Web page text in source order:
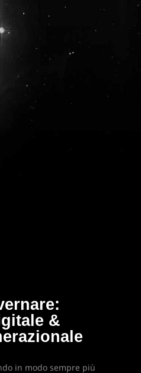
&
in modo sempre più